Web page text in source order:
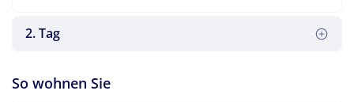
2. Tag
Rückreise.
So wohnen Sie